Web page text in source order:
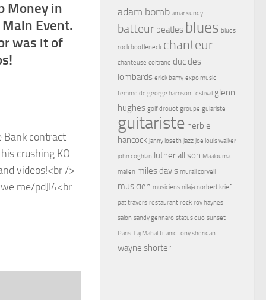
Money in
Event.
was it of
adam bomb amar sundy
batteur beatles blues blues
rock bootleneck chanteur
chanteuse coltrane duc des
lombards erick bamy expo music
femme de george harrison festival glenn
hughes golf drouot groupe guiariste
guitariste herbie
hancock janny loseth jazz joe louis walker
john coghlan luther allison Maalouma
malien miles davis murali coryell
musicien musiciens nilaja norbert krief
pat travers restaurant rock roy haynes
salon sandy gennaro status quo sunset
Paris Taj Mahal titanic tony sheridan
wayne shorter